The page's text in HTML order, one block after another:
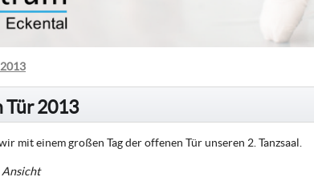
Tür 2013
mit einem großen Tag der offenen Tür unseren 2. Tanzsaal.